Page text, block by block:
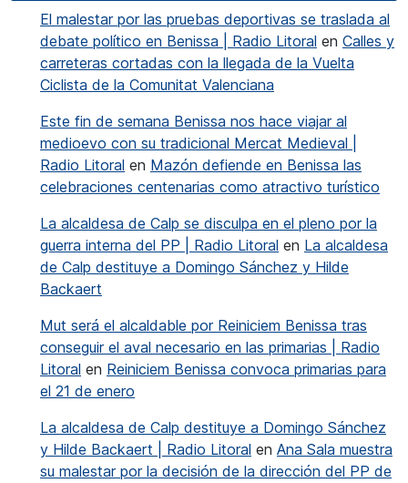
El malestar por las pruebas deportivas se traslada al
debate político en Benissa | Radio Litoral en Calles y
carreteras cortadas con la llegada de la Vuelta
Ciclista de la Comunitat Valenciana
Este fin de semana Benissa nos hace viajar al
medioevo con su tradicional Mercat Medieval |
Radio Litoral en Mazón defiende en Benissa las
celebraciones centenarias como atractivo turístico
La alcaldesa de Calp se disculpa en el pleno por la
guerra interna del PP | Radio Litoral en La alcaldesa
de Calp destituye a Domingo Sánchez y Hilde
Backaert
Mut será el alcaldable por Reiniciem Benissa tras
conseguir el aval necesario en las primarias | Radio
Litoral en Reiniciem Benissa convoca primarias para
el 21 de enero
La alcaldesa de Calp destituye a Domingo Sánchez
y Hilde Backaert | Radio Litoral en Ana Sala muestra
su malestar por la decisión de la dirección del PP de